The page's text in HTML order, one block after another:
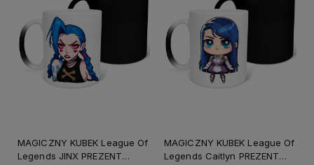
MAGICZNY KUBEK League Of
Legends JINX PREZENT
MAGICZNY KUBEK League Of
Legends Caitlyn PREZENT